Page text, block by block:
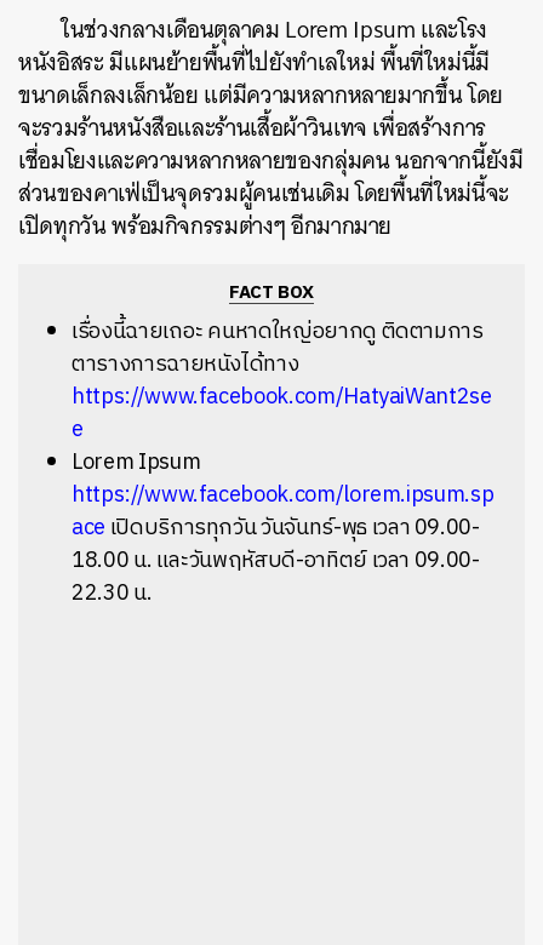
ในช่วงกลางเดือนตุลาคม Lorem Ipsum และโรง
หนังอิสระมีแผนย้ายพื้นที่ไปยังทำเลใหม่ พื้นที่ใหม่นี้มี
ขนาดเล็กลงเล็กน้อย แต่มีความหลากหลายมากขึ้น โดย
จะรวมร้านหนังสือและร้านเสื้อผ้าวินเทจ เพื่อสร้างการ
เชื่อมโยงและความหลากหลายของกลุ่มคน นอกจากนี้ยังมี
ส่วนของคาเฟ่เป็นจุดรวมผู้คนเช่นเดิม โดยพื้นที่ใหม่นี้จะ
เปิดทุกวัน พร้อมกิจกรรมต่างๆ อีกมากมาย
FACT BOX
เรื่องนี้ฉายเถอะ คนหาดใหญ่อยากดู ติดตามการ
ตารางการฉายหนังได้ทาง
https://www.facebook.com/HatyaiWant2se
e
Lorem Ipsum
https://www.facebook.com/lorem.ipsum.sp
ace เปิดบริการทุกวัน วันจันทร์-พุธ เวลา 09.00-
18.00 น. และวันพฤหัสบดี-อาทิตย์ เวลา 09.00-
22.30 น.